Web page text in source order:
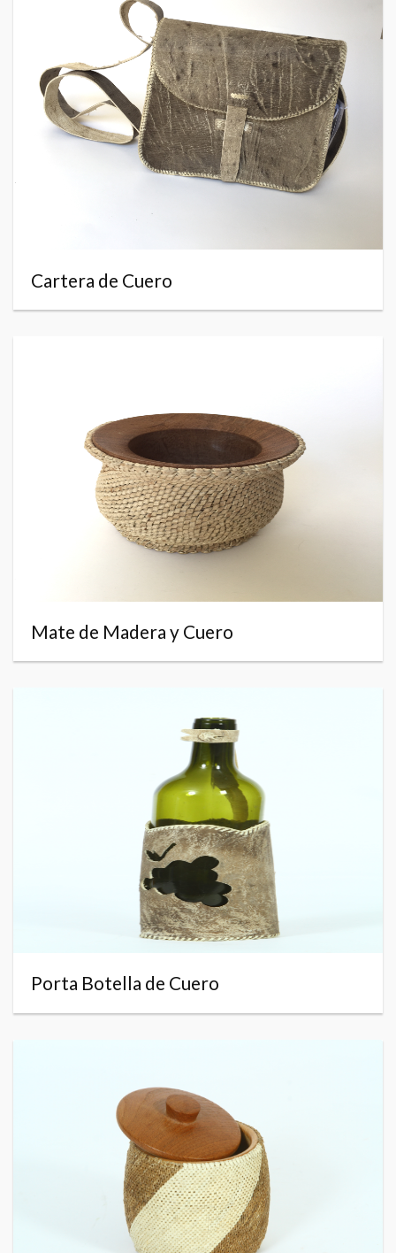
Cartera de Cuero
Mate de Madera y Cuero
Porta Botella de Cuero